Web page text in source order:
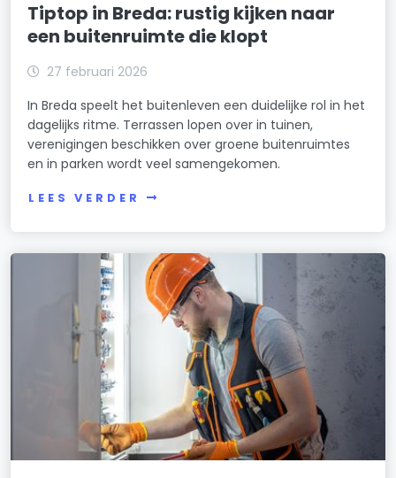
Tiptop in Breda: rustig kijken naar
een buitenruimte die klopt
27 februari 2026
In Breda speelt het buitenleven een duidelijke rol in het
dagelijks ritme. Terrassen lopen over in tuinen,
verenigingen beschikken over groene buitenruimtes
en in parken wordt veel samengekomen.
LEES VERDER